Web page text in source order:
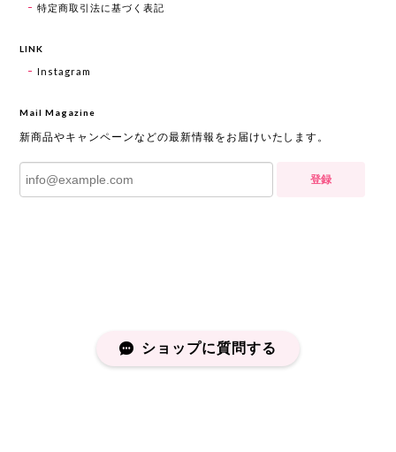
特定商取引法に基づく表記
LINK
Instagram
Mail Magazine
新商品やキャンペーンなどの最新情報をお届けいたします。
登録
ショップに質問する